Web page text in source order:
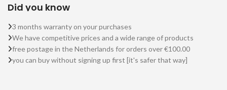
Did you know
3 months warranty on your purchases
We have competitive prices and a wide range of products
free postage in the Netherlands for orders over €100.00
you can buy without signing up first [it's safer that way]